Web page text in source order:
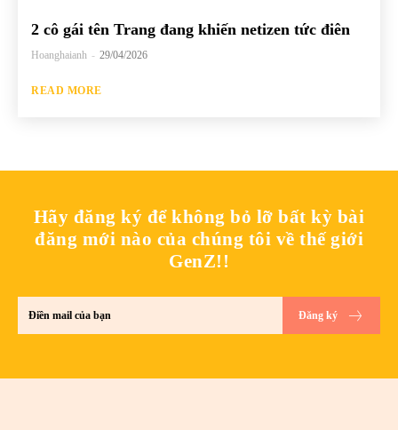
2 cô gái tên Trang đang khiến netizen tức điên
Hoanghaianh - 29/04/2026
READ MORE
Hãy đăng ký để không bỏ lỡ bất kỳ bài
đăng mới nào của chúng tôi về thế giới
GenZ!!
Đăng ký